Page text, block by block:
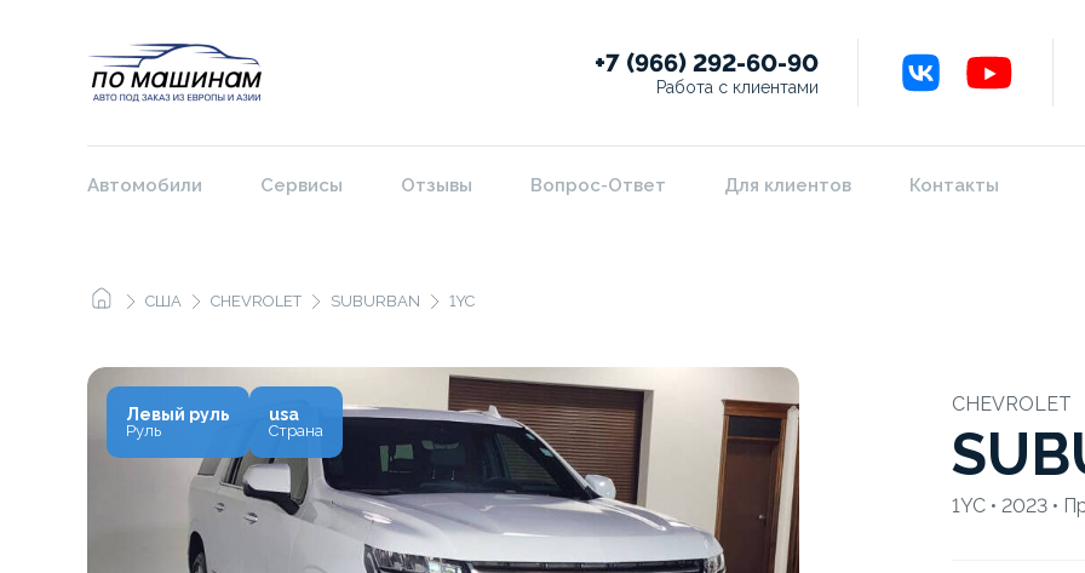
+7 (966) 292-60-90
Работа с клиентами
Автомобили Сервисы Отзывы Вопрос-Ответ Для клиентов Контакты
США CHEVROLET SUBURBAN 1YC
CHEVROLET
1YC • 2023 •
Левый руль
Руль
usa
Страна